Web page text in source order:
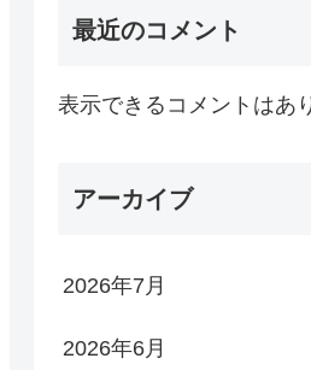
最近のコメント
表示できるコメントはあ
アーカイブ
2026年7月
2026年6月